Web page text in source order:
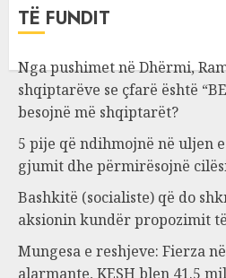
TË FUNDIT
Nga pushimet në Dhërmi,
shqiptarëve se çfarë është
besojnë më shqiptarët?
5 pije që ndihmojnë në uljen
gjumit dhe përmirësojnë
Bashkitë (socialiste) që do
aksionin kundër propozimit
Mungesa e reshjeve: Fierza
alarmante, KESH blen 41.5